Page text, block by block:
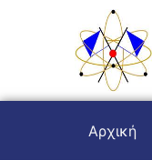
περιεχόμενο
Αρχική